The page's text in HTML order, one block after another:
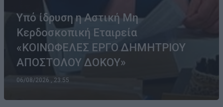
Υπό ίδρυση η Αστική Μη
Κερδοσκοπική Εταιρεία
«ΚΟΙΝΩΦΕΛΕΣ ΕΡΓΟ ΔΗΜΗΤΡΙΟΥ
ΑΠΟΣΤΟΛΟΥ ΔΟΚΟΥ»
06/08/2026 , 23:55